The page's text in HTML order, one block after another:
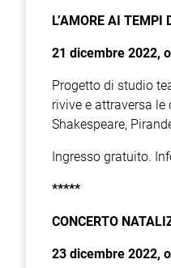
L’AMORE AI TEMPI
21 dicembre 2022,
Progetto di studio
rivive e attraversa
Shakespeare,
Ingresso gratuito.
*****
CONCERTO
23 dicembre 2022,